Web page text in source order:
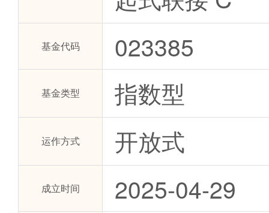
基金代码 023385
基金类型 指数型
运作方式 开放式
成立时间 2025-04-29